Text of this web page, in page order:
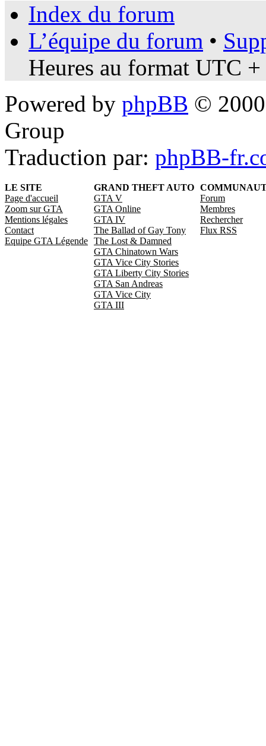
Index du forum
L’équipe du forum •
Heures au format UTC +
Powered by phpBB ©
Group
Traduction par: phpBB-
LE SITE
Page d'accueil
Zoom sur GTA
Mentions légales
Contact
Equipe GTA Légende
GRAND THEFT AUTO
GTA V
GTA Online
GTA IV
The Ballad of Gay Tony
The Lost & Damned
GTA Chinatown Wars
GTA Vice City Stories
GTA Liberty City Stories
GTA San Andreas
GTA Vice City
GTA III
Forum
Membres
Rechercher
Flux RSS